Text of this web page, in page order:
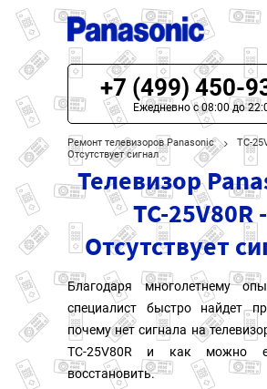
ЦЕНЫ НА РЕМОНТ
О СЕРВИСЕ
МОДЕЛИ PANASONIC
НАШИ КОНТАКТЫ
+7 (499) 450-
Ежедневно с 08:00 до
Ремонт телевизоров Panasonic
TC-
Отсутствует сигнал
Телевизор
TC-25V80R -
Отсутствует
Благодаря многолетнему
специалист быстро найдет
почему нет сигнала на
TC-25V80R и как можно
восстановить.